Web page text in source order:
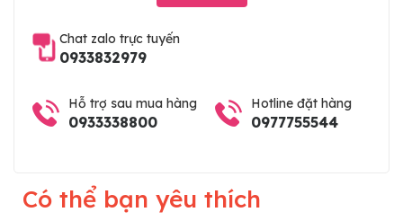
Chat zalo trực tuyến
0933832979
Hỗ trợ sau mua hàng
0933338800
Hotline đặt hàng
0977755544
Có thể bạn yêu thích